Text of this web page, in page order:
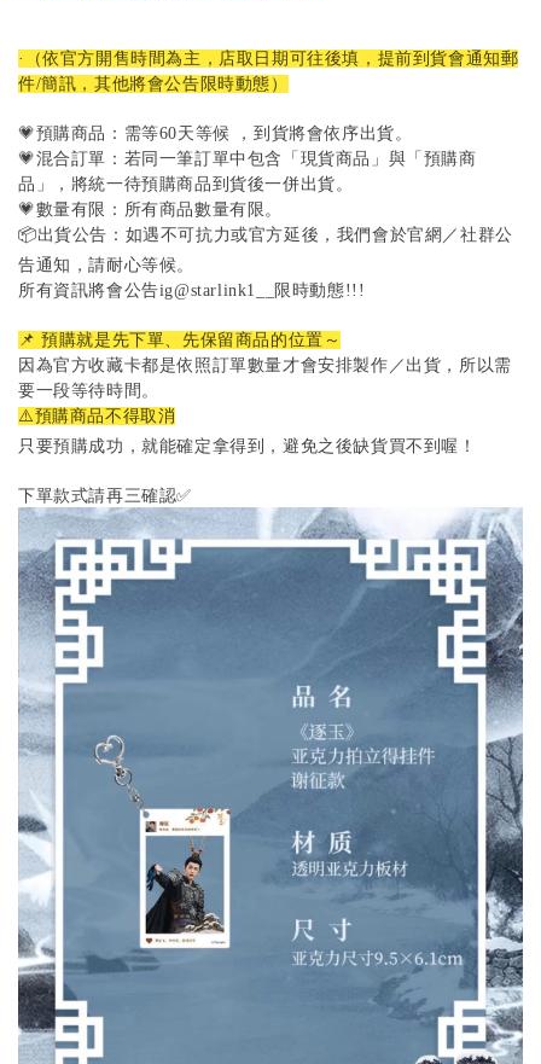
·（依官方開售時間為主，店取日期可往後填，提前到貨會通知郵
件/簡訊，其他將會公告限時動態）
💗預購商品：需等60天等候 ，到貨將會依序出貨。
💗混合訂單：若同一筆訂單中包含「現貨商品」與「預購商
品」，將統一待預購商品到貨後一併出貨。
💗數量有限：所有商品數量有限。
📦出貨公告：如遇不可抗力或官方延後，我們會於官網／社群公
告通知，請耐心等候。
所有資訊將會公告ig@starlink1__限時動態!!!
📌 預購就是先下單、先保留商品的位置～
因為官方收藏卡都是依照訂單數量才會安排製作／出貨，所以需
要一段等待時間。
⚠️預購商品不得取消
只要預購成功，就能確定拿得到，避免之後缺貨買不到喔！
下單款式請再三確認✅